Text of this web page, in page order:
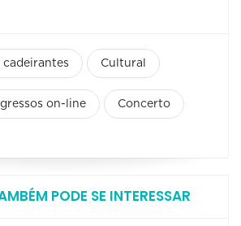
cadeirantes Cultural
on-line Concerto
PODE SE INTERESSAR